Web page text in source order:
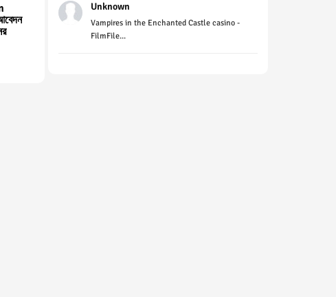
Unknown
Vampires in the Enchanted Castle casino -
FilmFile...